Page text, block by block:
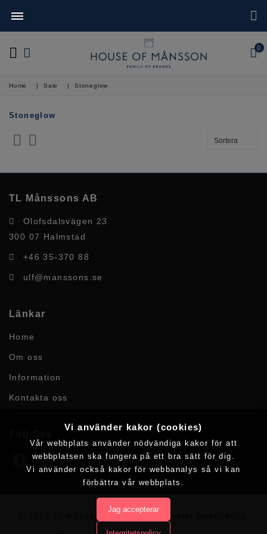
0
Home | Sale | Stoneglow
Stoneglow
TL Månssons AB
Olofsdalsvägen 23
300 07 Halmstad
+46 35-370 88
ulf@manssons.se
Länkar
Home
Om oss
Information
Kontakta oss
© 2026 TL Månssons AB. Alla rättigheter förbehållna.
Vi använder kakor (cookies)
Vår webbplats använder nödvändiga kakor för att
webbplatsen ska fungera på ett bra sätt för dig.
Vi använder också kakor för webbanalys så vi kan
förbättra vår webbplats.
Jag accepterar